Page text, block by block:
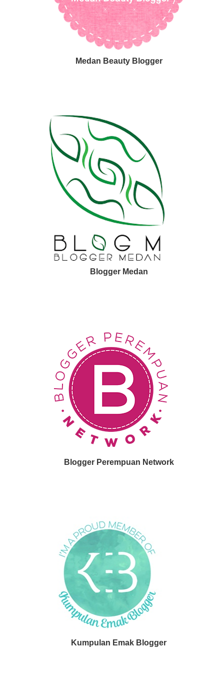
Medan Beauty Blogger
Blogger Medan
Blogger Perempuan Network
Kumpulan Emak Blogger